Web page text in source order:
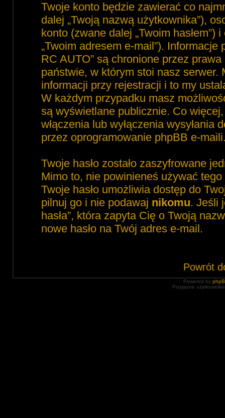
Twoje konto będzie zawierać co
dalej „Twoją nazwą użytkownika”),
konto (zwane dalej „Twoim
„Twoim adresem e-mail”).
RC AUTO” są chronione przez
państwie, w którym stoi nasz
informacji przy rejestracji i to my
W każdym przypadku masz
są wyświetlane publicznie. Co
włączenia lub wyłączenia
przez oprogramowanie phpBB e-
Twoje hasło zostało zaszyfrowane
Mimo to, nie powinieneś używać
Twoje hasło umożliwia dostęp do
pilnuj go i nie podawaj nikomu. Jeśli
hasła”, która zapyta Cię o Twoją
nowe hasło na Twój adres e-mail.
Powrót
Powered by
Przyjazne